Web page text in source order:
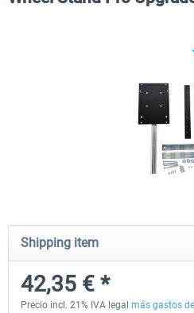
Wheel Stand Pro for Thrustmaster
228,77 € *
Shipping item
42,35 € *
Precio incl. 21% IVA legal más gastos